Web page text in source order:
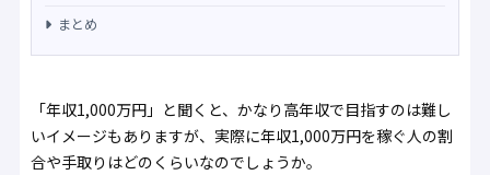
まとめ
「年収1,000万円」と聞くと、かなり高年収で目指すのは難し
いイメージもありますが、実際に年収1,000万円を稼ぐ人の割
合や手取りはどのくらいなのでしょうか。